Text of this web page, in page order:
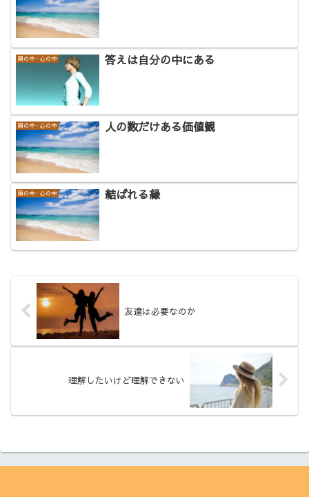
頭の中・心の中 答えは自分の中にある
頭の中・心の中 人の数だけある価値観
頭の中・心の中 結ばれる縁
友達は必要なのか
理解したいけど理解できない